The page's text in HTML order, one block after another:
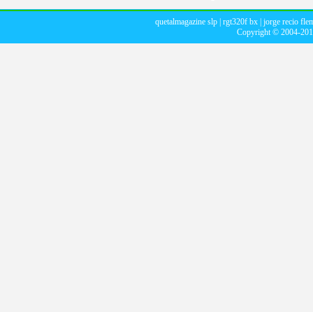
quetalmagazine slp| rgt320f bx| jorge recio
Copyright © 2004-